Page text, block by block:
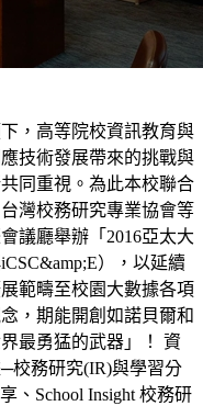
，高等院校資訊教育與
技術發展帶來的挑戰與
同重視。為此本校聯合
灣校務研究專業協會等
議廳舉辦「2016亞太大
），以延續
範疇至校園大數據各項
，期能開創如諾貝爾和
最勇猛的武器」！ 資
校務研究(IR)與學習分
、School Insight 校務研